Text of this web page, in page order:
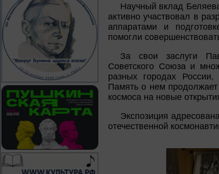
Научный вклад
активно участвовал в
аппаратами и
помогли
За свои заслуги
Советского Союза и
разных городах
Память о нем
космоса на новые
Экспозиция
отечественной